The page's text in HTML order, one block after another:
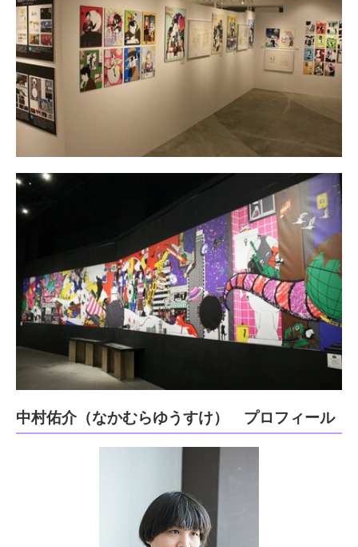
中村佑介（なかむらゆうすけ） プロフィール